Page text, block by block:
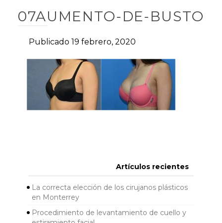
07AUMENTO-DE-BUSTO
Publicado 19 febrero, 2020
Artículos recientes
La correcta elección de los cirujanos plásticos
en Monterrey
Procedimiento de levantamiento de cuello y